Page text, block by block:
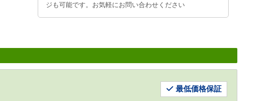
ジも可能です。お気軽にお問い合わせください
最低価格保証